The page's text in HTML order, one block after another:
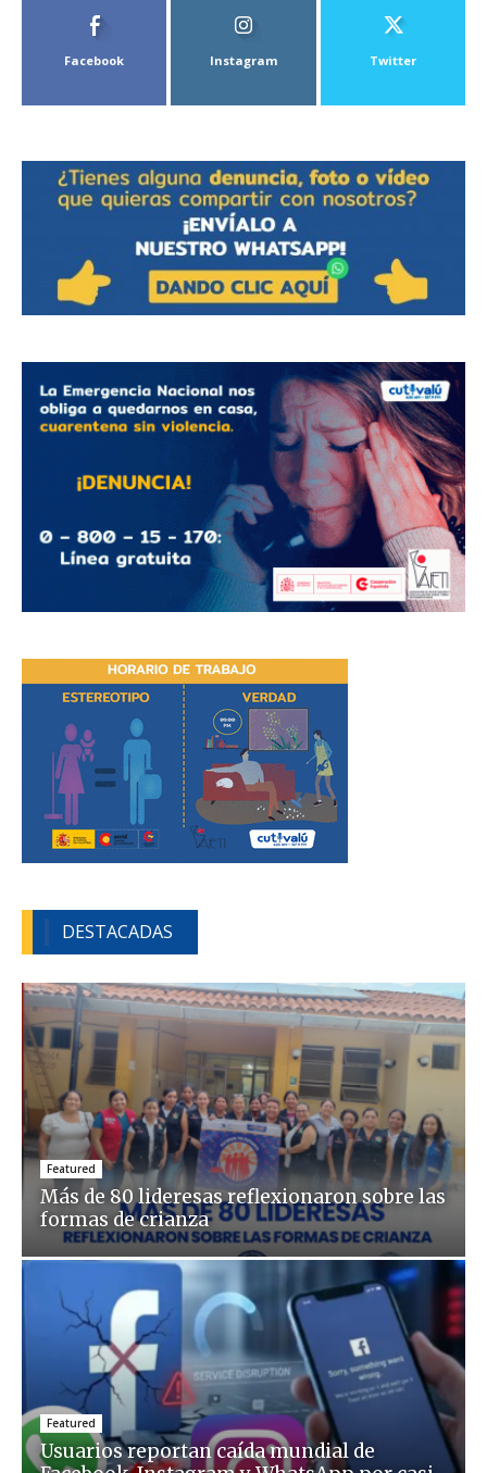
DESTACADAS
Featured
Más de 80 lideresas reflexionaron sobre las
formas de crianza
Featured
Usuarios reportan caída mundial de